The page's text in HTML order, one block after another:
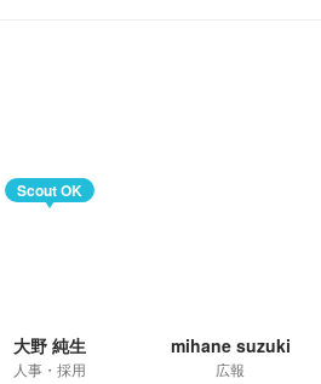
Scout OK
大野 純生
人事・採用
mihane suzuki
広報